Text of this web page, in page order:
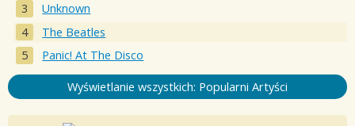
Unknown
The Beatles
Panic! At The Disco
Wyświetlanie wszystkich: Popularni Artyści